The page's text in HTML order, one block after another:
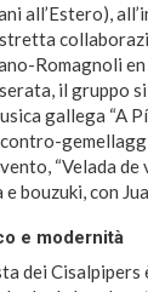
all’Estero),
Romagnoli en
il gruppo
gallega “A
“Velada
bouzuki, con
e modernità
dei Cisalpipers